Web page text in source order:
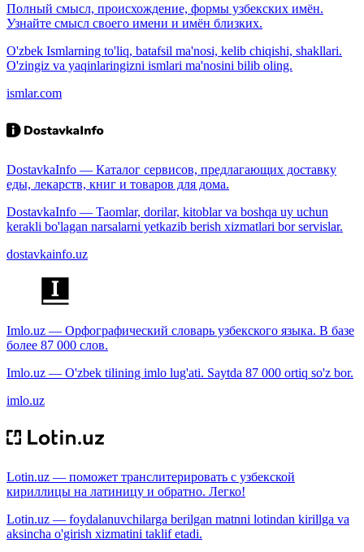
Полный смысл, происхождение, формы узбекских имён.
Узнайте смысл своего имени и имён близких.
O'zbek Ismlarning to'liq, batafsil ma'nosi, kelib chiqishi, shakllari.
O'zingiz va yaqinlaringizni ismlari ma'nosini bilib oling.
ismlar.com
DostavkaInfo — Каталог сервисов, предлагающих доставку
еды, лекарств, книг и товаров для дома.
DostavkaInfo — Taomlar, dorilar, kitoblar va boshqa uy uchun
kerakli bo'lagan narsalarni yetkazib berish xizmatlari bor servislar.
dostavkainfo.uz
Imlo.uz — Орфографический словарь узбекского языка. В базе
более 87 000 слов.
Imlo.uz — O'zbek tilining imlo lug'ati. Saytda 87 000 ortiq so'z bor.
imlo.uz
Lotin.uz — поможет транслитерировать с узбекской
кириллицы на латиницу и обратно. Легко!
Lotin.uz — foydalanuvchilarga berilgan matnni lotindan kirillga va
aksincha o'girish xizmatini taklif etadi.